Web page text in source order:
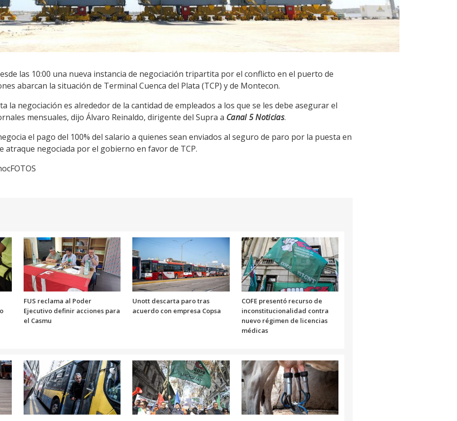
las 10:00 una nueva instancia de negociación tripartita por el conflicto en el puerto de
abarcan la situación de Terminal Cuenca del Plata (TCP) y de Montecon.
la negociación es alrededor de la cantidad de empleados a los que se les debe asegurar el
mensuales, dijo Álvaro Reinaldo, dirigente del Supra a Canal 5 Noticias.
el pago del 100% del salario a quienes sean enviados al seguro de paro por la puesta en
atraque negociada por el gobierno en favor de TCP.
FUS reclama al Poder
Ejecutivo definir acciones para
el Casmu
Unott descarta paro tras
acuerdo con empresa Copsa
COFE presentó recurso de
inconstitucionalidad contra
nuevo régimen de licencias
médicas